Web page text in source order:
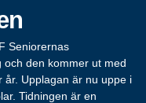
Seniorernas
och den kommer ut med
år. Upplagan är nu uppe i
Tidningen är en